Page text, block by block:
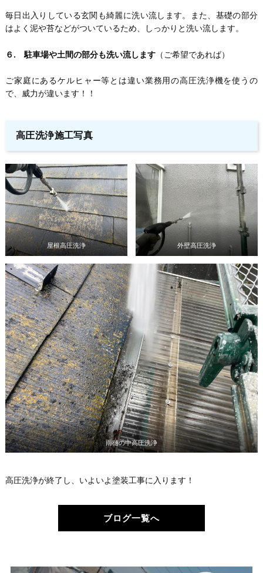
毎日出入りしている玄関も綺麗に洗い流します。また、基礎の部分
はよく泥や苔などがついているため、しっかりと洗い流します。
６. 駐車場や土間の部分も洗い流します（ご希望であれば）
ご家庭にあるケルヒャー等とは違い業務用の高圧洗浄機を使うの
で、威力が違います！！
高圧洗浄施工写真
屋根高圧洗浄 外壁高圧洗浄
雨樋の中高圧洗浄
高圧洗浄が終了し、いよいよ塗装工事に入ります！
ブログ一覧へ